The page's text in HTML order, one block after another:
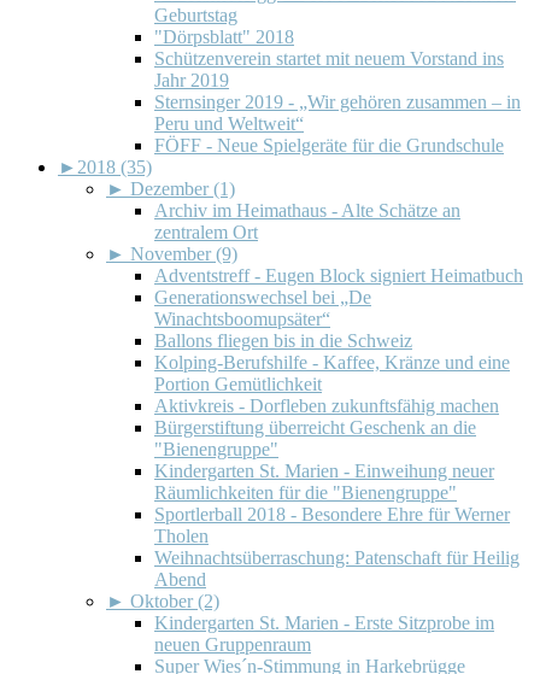
Geburtstag
"Dörpsblatt" 2018
Schützenverein startet mit neuem Vorstand ins
Jahr 2019
Sternsinger 2019 - „Wir gehören zusammen – in
Peru und Weltweit“
FÖFF - Neue Spielgeräte für die Grundschule
► 2018 (35)
► Dezember (1)
Archiv im Heimathaus - Alte Schätze an
zentralem Ort
► November (9)
Adventstreff - Eugen Block signiert Heimatbuch
Generationswechsel bei „De
Winachtsboomupsäter“
Ballons fliegen bis in die Schweiz
Kolping-Berufshilfe - Kaffee, Kränze und eine
Portion Gemütlichkeit
Aktivkreis - Dorfleben zukunftsfähig machen
Bürgerstiftung überreicht Geschenk an die
"Bienengruppe"
Kindergarten St. Marien - Einweihung neuer
Räumlichkeiten für die "Bienengruppe"
Sportlerball 2018 - Besondere Ehre für Werner
Tholen
Weihnachtsüberraschung: Patenschaft für Heilig
Abend
► Oktober (2)
Kindergarten St. Marien - Erste Sitzprobe im
neuen Gruppenraum
Super Wies´n-Stimmung in Harkebrügge